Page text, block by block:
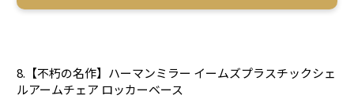
8.【不朽の名作】ハーマンミラー イームズプラスチックシェ
ルアームチェア ロッカーベース